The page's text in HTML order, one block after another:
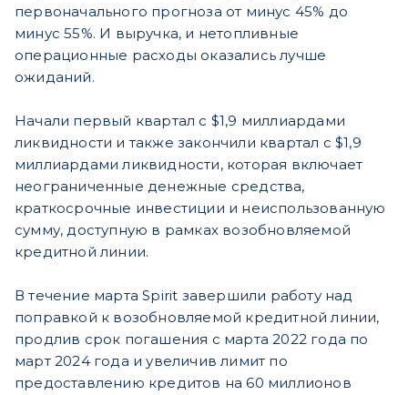
первоначального прогноза от минус 45% до
минус 55%. И выручка, и нетопливные
операционные расходы оказались лучше
ожиданий.
Начали первый квартал с $1,9 миллиардами
ликвидности и также закончили квартал с $1,9
миллиардами ликвидности, которая включает
неограниченные денежные средства,
краткосрочные инвестиции и неиспользованную
сумму, доступную в рамках возобновляемой
кредитной линии.
В течение марта Spirit завершили работу над
поправкой к возобновляемой кредитной линии,
продлив срок погашения с марта 2022 года по
март 2024 года и увеличив лимит по
предоставлению кредитов на 60 миллионов